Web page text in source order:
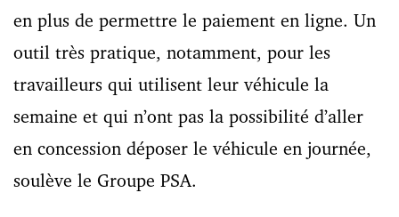
en plus de permettre le paiement en ligne. Un
outil très pratique, notamment, pour les
travailleurs qui utilisent leur véhicule la
semaine et qui n’ont pas la possibilité d’aller
en concession déposer le véhicule en journée,
soulève le Groupe PSA.